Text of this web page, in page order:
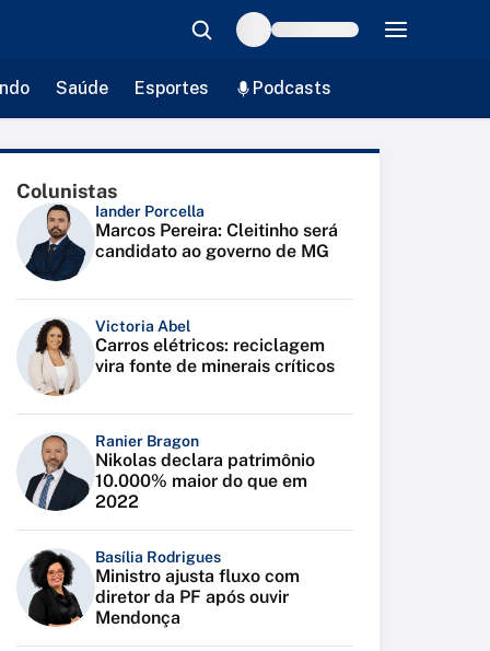
Saúde Esportes Podcasts
Colunistas
Iander Porcella
Marcos Pereira: Cleitinho será
candidato ao governo de MG
Victoria Abel
Carros elétricos: reciclagem
vira fonte de minerais críticos
Ranier Bragon
Nikolas declara patrimônio
10.000% maior do que em
2022
Basília Rodrigues
Ministro ajusta fluxo com
diretor da PF após ouvir
Mendonça